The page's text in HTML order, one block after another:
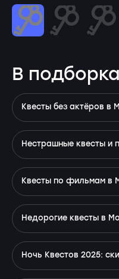
В
Квесты без актёров в
Нестрашные квесты и
Квесты по фильмам в
Недорогие квесты в
Ночь Квестов 2025: